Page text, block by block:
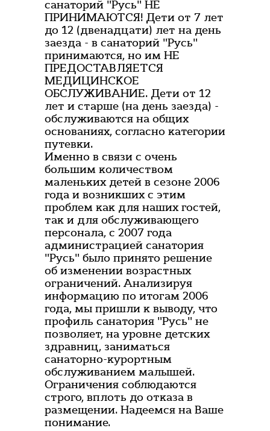
санаторий "Русь" НЕ
ПРИНИМАЮТСЯ! Дети от 7 лет
до 12 (двенадцати) лет на день
заезда - в санаторий "Русь"
принимаются, но им НЕ
ПРЕДОСТАВЛЯЕТСЯ
МЕДИЦИНСКОЕ
ОБСЛУЖИВАНИЕ. Дети от 12
лет и старше (на день заезда) -
обслуживаются на общих
основаниях, согласно категории
путевки.
Именно в связи с очень
большим количеством
маленьких детей в сезоне 2006
года и возникших с этим
проблем как для наших гостей,
так и для обслуживающего
персонала, с 2007 года
администрацией санатория
"Русь" было принято решение
об изменении возрастных
ограничений. Анализируя
информацию по итогам 2006
года, мы пришли к выводу, что
профиль санатория "Русь" не
позволяет, на уровне детских
здравниц, заниматься
санаторно-курортным
обслуживанием малышей.
Ограничения соблюдаются
строго, вплоть до отказа в
размещении. Надеемся на Ваше
понимание.